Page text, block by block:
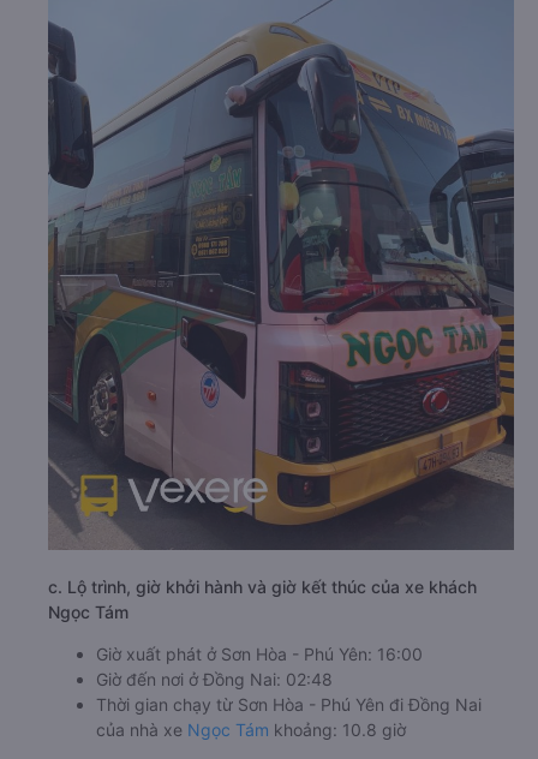
c. Lộ trình, giờ khởi hành và giờ kết thúc của xe khách
Ngọc Tám
Giờ xuất phát ở Sơn Hòa - Phú Yên: 16:00
Giờ đến nơi ở Đồng Nai: 02:48
Thời gian chạy từ Sơn Hòa - Phú Yên đi Đồng Nai
của nhà xe Ngọc Tám khoảng: 10.8 giờ